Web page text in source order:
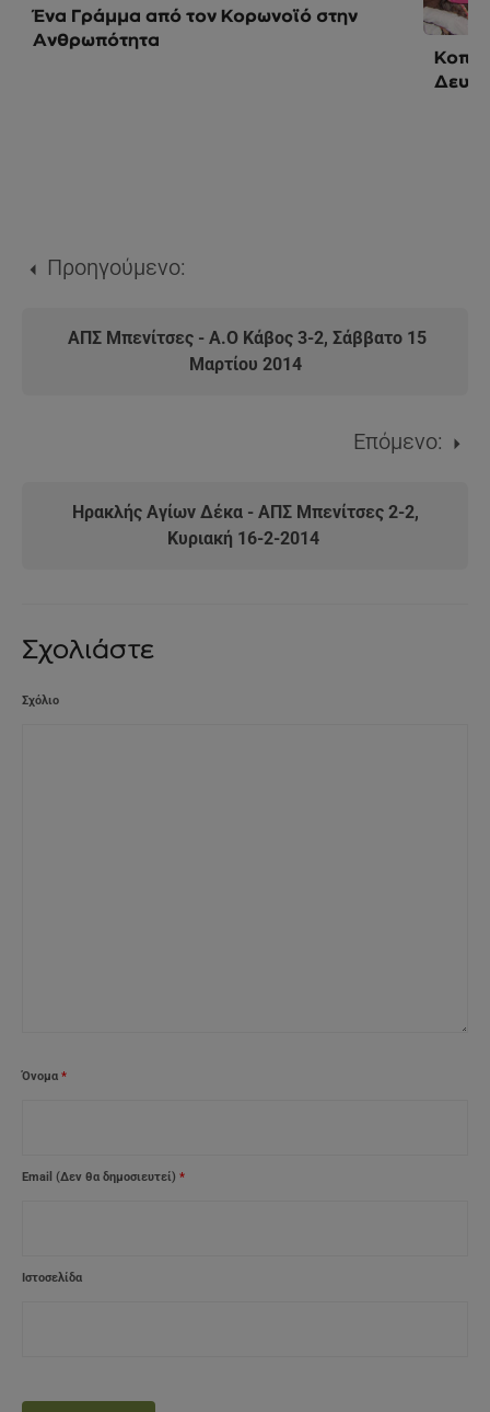
Ένα Γράμμα από τον Κορωνοϊό στην
Ανθρωπότητα
Κοπή
Προηγούμενο:
ΑΠΣ Μπενίτσες - Α.Ο Κάβος 3-2, Σάββατο 15
Μαρτίου 2014
Επόμενο:
Ηρακλής Αγίων Δέκα - ΑΠΣ Μπενίτσες 2-2,
Κυριακή 16-2-2014
Σχολιάστε
Σχόλιο
Όνομα *
Email (Δεν θα δημοσιευτεί) *
Ιστοσελίδα